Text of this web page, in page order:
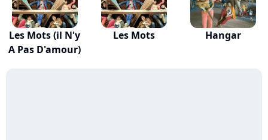
Les Mots (il N'y
A Pas D'amour)
Les Mots Hangar